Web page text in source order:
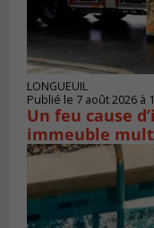
LONGUEUIL
Publié le 7 août 2026 à
Un feu cause
immeuble